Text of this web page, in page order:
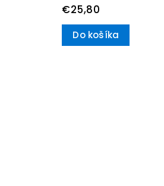
€25,80
Do košíka